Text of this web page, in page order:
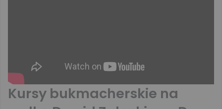
Kursy bukmacherskie na